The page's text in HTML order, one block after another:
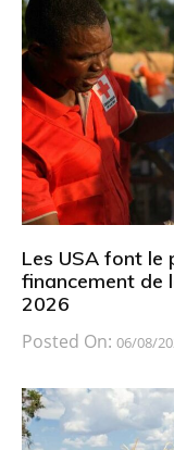
Les USA font
financement de
2026
Posted On: 06/08/